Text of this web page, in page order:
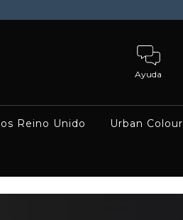
Ayuda
Reino Unido Urban Colour